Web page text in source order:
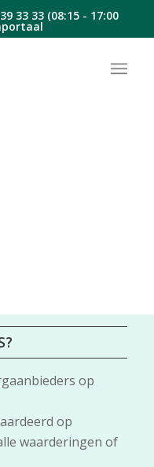
33 33(08:15 - 17:00
op
waarderingen of